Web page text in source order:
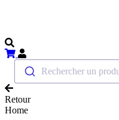
Rechercher un
Retour
Home